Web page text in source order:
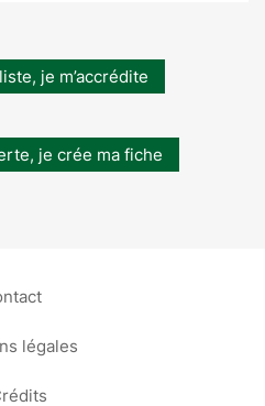
je m’accrédite
je crée ma fiche
légales